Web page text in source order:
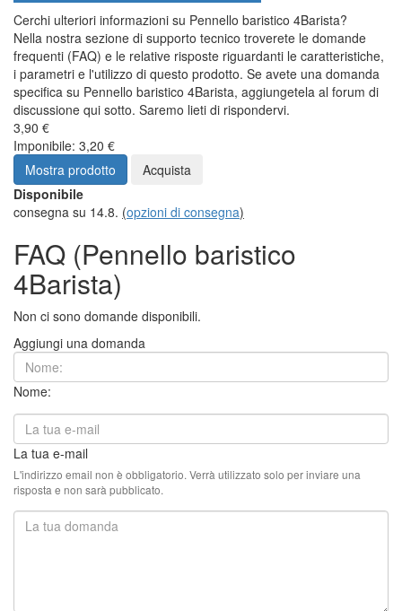
Cerchi ulteriori informazioni su Pennello baristico 4Barista?
Nella nostra sezione di supporto tecnico troverete le domande
frequenti (FAQ) e le relative risposte riguardanti le caratteristiche,
i parametri e l'utilizzo di questo prodotto. Se avete una domanda
specifica su Pennello baristico 4Barista, aggiungetela al forum di
discussione qui sotto. Saremo lieti di rispondervi.
3,90 €
Imponibile: 3,20 €
Mostra prodotto
Acquista
Disponibile
consegna su 14.8. (opzioni di consegna)
FAQ (Pennello baristico
4Barista)
Non ci sono domande disponibili.
Aggiungi una domanda
Nome:
La tua e-mail
L'indirizzo email non è obbligatorio. Verrà utilizzato solo per inviare una
risposta e non sarà pubblicato.